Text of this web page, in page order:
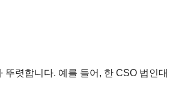
렷합니다. 예를 들어, 한 CSO 법인대